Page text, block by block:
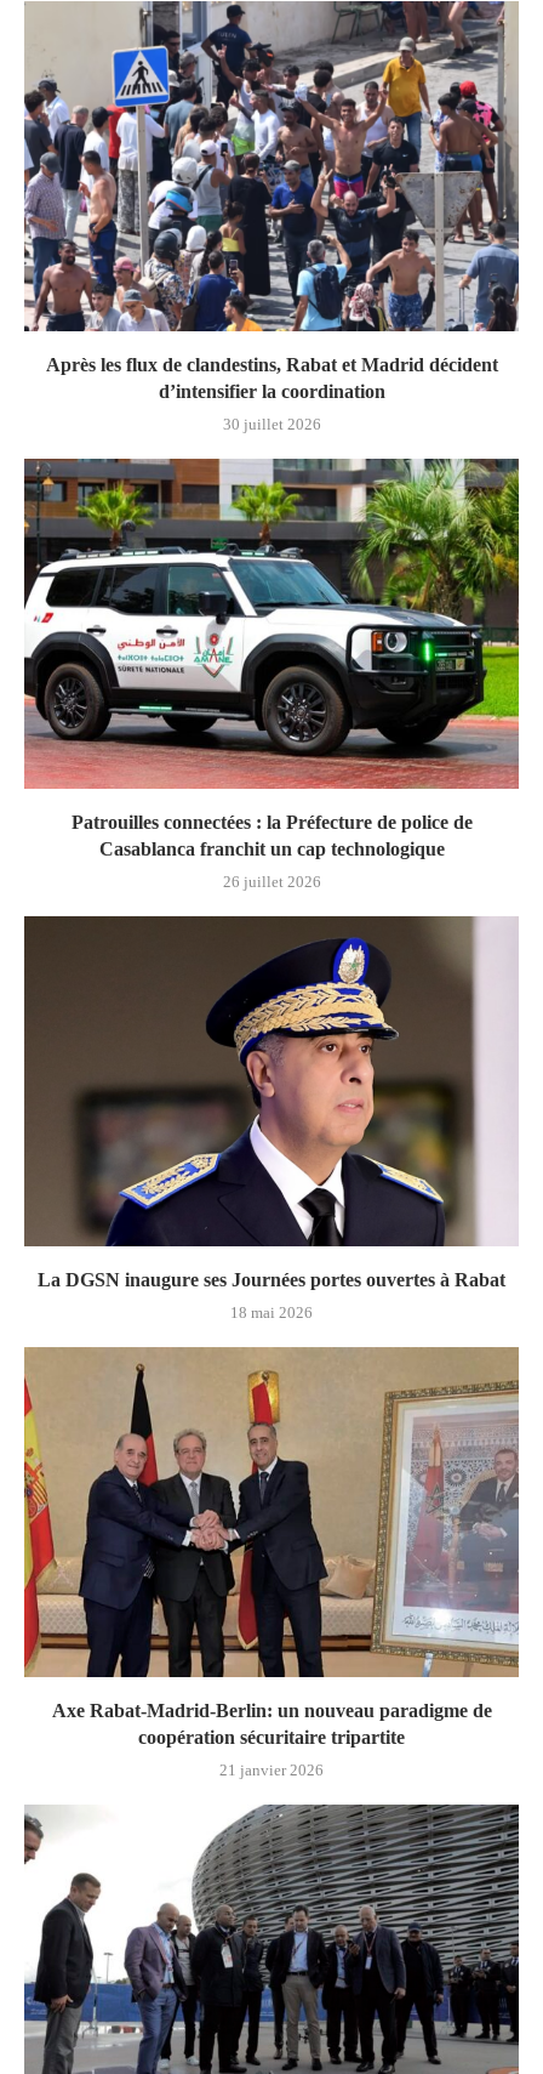
Après les flux de clandestins, Rabat et Madrid décident
d’intensifier la coordination
30 juillet 2026
Patrouilles connectées : la Préfecture de police de
Casablanca franchit un cap technologique
26 juillet 2026
La DGSN inaugure ses Journées portes ouvertes à Rabat
18 mai 2026
Axe Rabat-Madrid-Berlin: un nouveau paradigme de
coopération sécuritaire tripartite
21 janvier 2026